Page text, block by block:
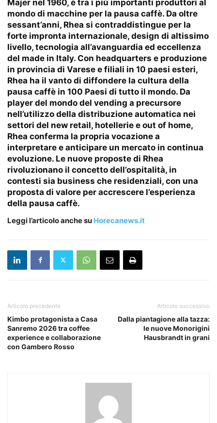
Majer nel 1960, è tra i più importanti produttori al
mondo di macchine per la pausa caffè. Da oltre
sessant’anni, Rhea si contraddistingue per la
forte impronta internazionale, design di altissimo
livello, tecnologia all’avanguardia ed eccellenza
del made in Italy. Con headquarters e produzione
in provincia di Varese e filiali in 10 paesi esteri,
Rhea ha il vanto di diffondere la cultura della
pausa caffè in 100 Paesi di tutto il mondo. Da
player del mondo del vending a precursore
nell’utilizzo della distribuzione automatica nei
settori del new retail, hotellerie e out of home,
Rhea conferma la propria vocazione a
interpretare e anticipare un mercato in continua
evoluzione. Le nuove proposte di Rhea
rivoluzionano il concetto dell’ospitalità, in
contesti sia business che residenziali, con una
proposta di valore per accrescere l’esperienza
della pausa caffè.
Leggi l’articolo anche su Horecanews.it
Articolo precedente
Kimbo protagonista a Casa
Sanremo 2026 tra coffee
experience e collaborazione
con Gambero Rosso
Articolo successivo
Dalla piantagione alla tazza:
le nuove Monorigini
Hausbrandt in grani